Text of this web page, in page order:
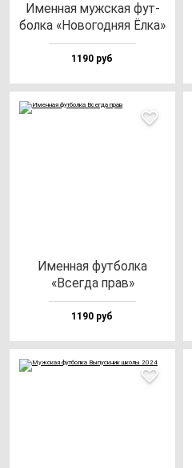
Имен­ная муж­ская фут­
бол­ка «Ново­год­няя Ёлка»
1190 руб
Имен­ная фут­бол­ка
«Всег­да прав»
1190 руб